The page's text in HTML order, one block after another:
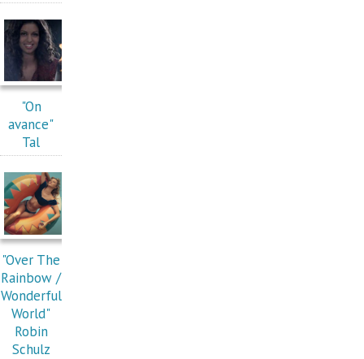
"On
avance"
Tal
"Over The
Rainbow /
Wonderful
World"
Robin
Schulz